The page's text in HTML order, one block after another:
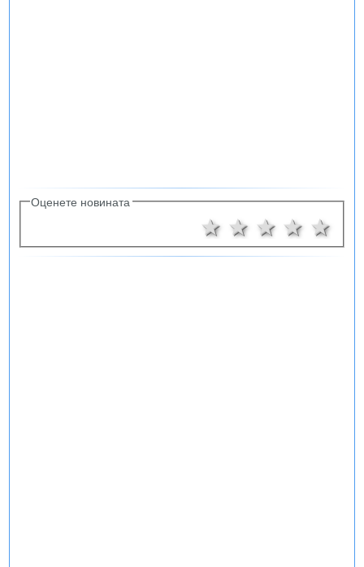
Оценете новината
4
3
2 звезди
1 звезда